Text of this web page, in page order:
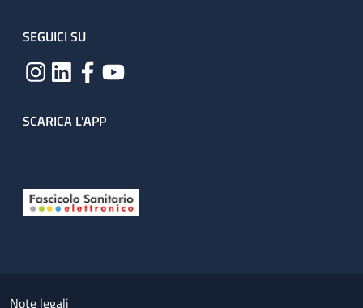
SEGUICI SU
SCARICA L'APP
Small prints
Note legali